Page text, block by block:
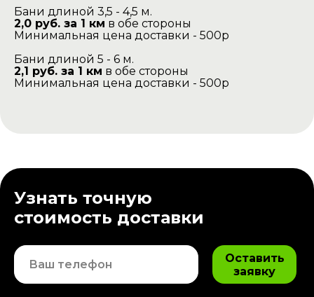
Бани длиной 3,5 - 4,5 м.
2,0 руб. за 1 км в обе стороны
Минимальная цена доставки - 500р
Бани длиной 5 - 6 м.
2,1 руб. за 1 км в обе стороны
Минимальная цена доставки - 500р
Оставить
заявку
Узнать точную
стоимость доставки